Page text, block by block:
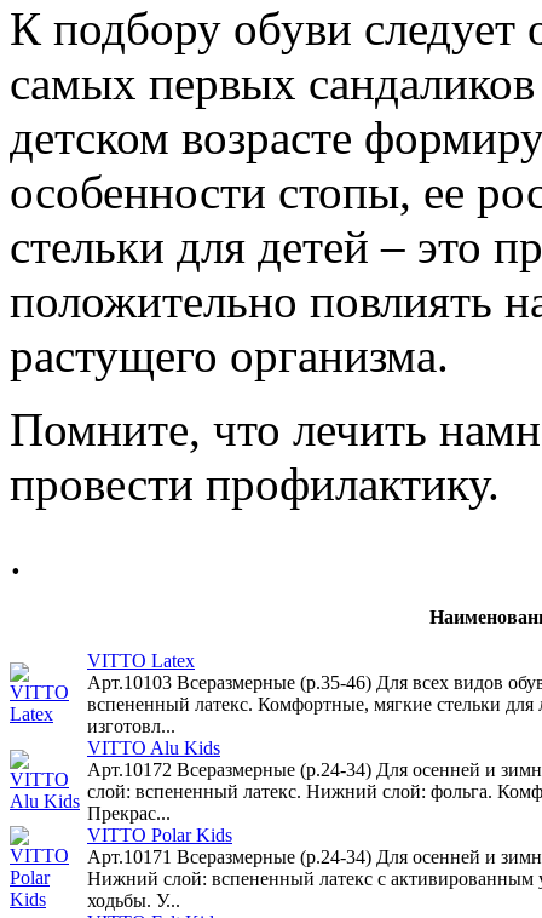
К подбору обуви следует
самых первых
детском возрасте
особенности стопы, ее
стельки для детей – это
положительно повлиять
растущего организма.
Помните, что лечить
провести профилактику.
.
VITTO Latex
Арт.10103 Всеразмерные (р.35-46) Для всех видов
вспененный латекс. Комфортные, мягкие стельки
изготовл...
VITTO Alu Kids
Арт.10172 Всеразмерные (р.24-34) Для осенней и
слой: вспененный латекс. Нижний слой: фольга.
Прекрас...
VITTO Polar Kids
Арт.10171 Всеразмерные (р.24-34) Для осенней и
Нижний слой: вспененный латекс с активированным
ходьбы. У...